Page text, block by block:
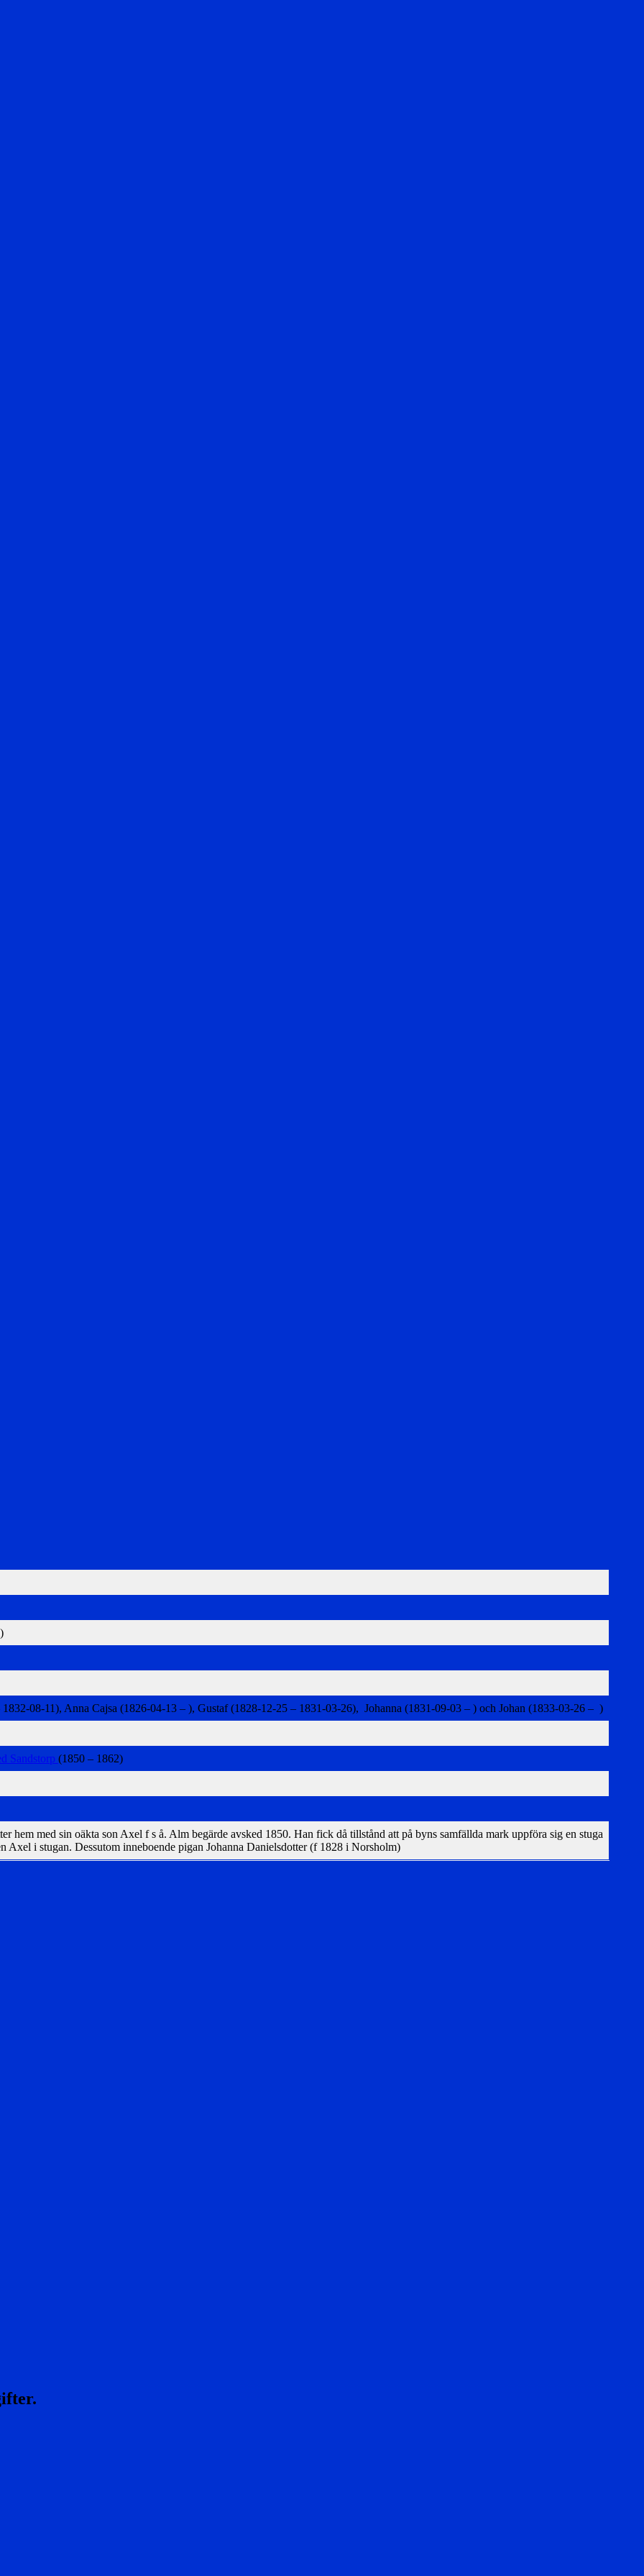
08-11), Anna Cajsa (1826-04-13 – ), Gustaf (1828-12-25 – 1831-03-26), Johanna (1831-09-03 – ) och Johan (1833-03-26 – )
Sandstorp (1850 – 1862)
med sin oäkta son Axel f s å. Alm begärde avsked 1850. Han fick då tillstånd att på byns samfällda mark uppföra sig en stuga
Axel i stugan. Dessutom inneboende pigan Johanna Danielsdotter (f 1828 i Norsholm)